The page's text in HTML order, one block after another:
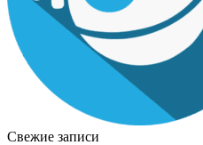
Свежие записи